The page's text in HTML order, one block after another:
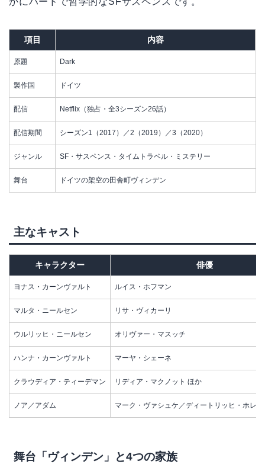
項目 内容
原題 Dark
製作国 ドイツ
配信 Netflix（独占・全3シーズン26話）
配信期間 シーズン1（2017）／2（2019）／3（2020）
ジャンル SF・サスペンス・タイムトラベル・ミステリー
舞台 ドイツの架空の田舎町ヴィンデン
主なキャスト
キャラクター 俳優
ヨナス・カーンヴァルト ルイス・ホフマン
マルタ・ニールセン リサ・ヴィカーリ
ウルリッヒ・ニールセン オリヴァー・マスッチ
ハンナ・カーンヴァルト マーヤ・シェーネ
クラウディア・ティーデマン リディア・マクノット ほか
ノア／アダム マーク・ヴァシュケ／ディートリッヒ・ホレ
舞台「ヴィンデン」と4つの家族